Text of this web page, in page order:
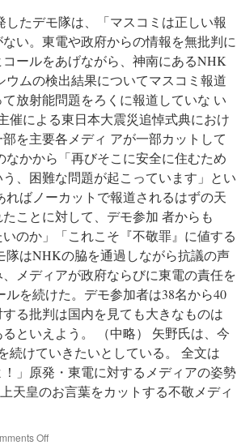
したデモ隊は、「マスコミは正しい報
い。東電や政府からの情報を無批判に
ールをあげながら、神南にあるNHK
ムの検出結果についてマスコミ報道
放射能問題をろくに報道していな い
催による東日本大震災追悼式典におけ
を主要各メディ アが一部カットして
かから「再びそこに安全に住むため
、困難な問題が起こっています」とい
ばノーカットで報道されるはずの天
ことに対して、デモ参加 者からも
のか」「これこそ『不敬罪』に値する
はNHKの脇を通過しながら抗議の声
メディアが政府ならびに東電の責任を
を続けた。デモ参加者は38名から40
る批判は国内を見ても大きなものは
といえよう。 （中略） 矢野氏は、今
続けていきたいとしている。 全文は
」原発・東電に対するメディアの姿勢
天皇のお言葉をカットする不敬メディ
Offon